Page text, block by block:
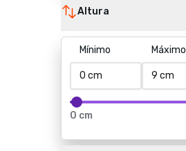
Altura
Mínimo Máximo
0 cm